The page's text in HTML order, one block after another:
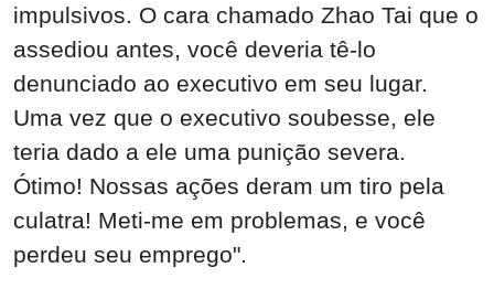
impulsivos. O cara chamado Zhao Tai que o
assediou antes, você deveria tê-lo
denunciado ao executivo em seu lugar.
Uma vez que o executivo soubesse, ele
teria dado a ele uma punição severa.
Ótimo! Nossas ações deram um tiro pela
culatra! Meti-me em problemas, e você
perdeu seu emprego".